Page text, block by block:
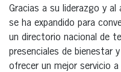
Gracias a su liderazgo y al
se ha expandido para
un directorio nacional de
presenciales de bienestar
ofrecer un mejor servicio